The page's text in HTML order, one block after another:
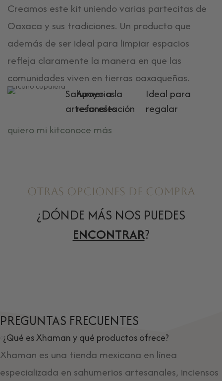
Creamos este kit uniendo varias partecitas de
Oaxaca y sus tradiciones. Un producto que
además de ser ideal para limpiar espacios
refleja claramente la manera en que las
comunidades viven en tierras oaxaqueñas.
Sahumerios
artesanales
Apoyo a la
reforestación
Ideal para
regalar
quiero mi kitconoce más
Otras opciones de compra
¿DÓNDE MÁS NOS PUEDES
ENCONTRAR?
PREGUNTAS FRECUENTES
¿Qué es Xhaman y qué productos ofrece?
Xhaman es una tienda mexicana en línea
especializada en sahumerios artesanales, inciensos